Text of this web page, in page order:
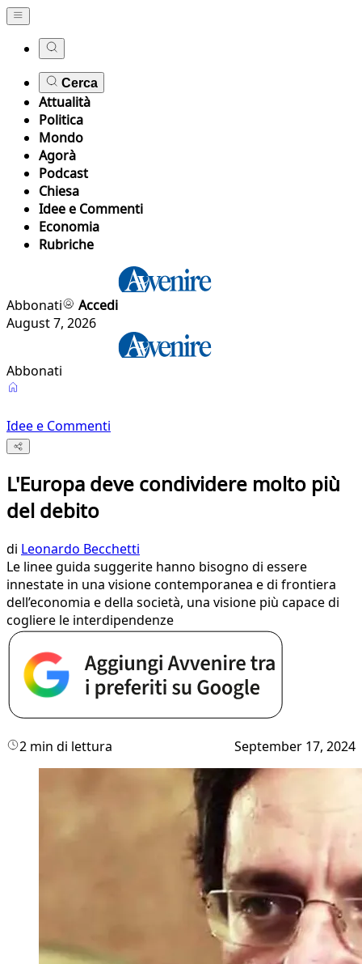
Cerca
Attualità
Politica
Mondo
Agorà
Podcast
Chiesa
Idee e Commenti
Economia
Rubriche
Abbonati
Accedi
August 7, 2026
Abbonati
Idee e Commenti
L'Europa deve condividere molto più
del debito
di Leonardo Becchetti
Le linee guida suggerite hanno bisogno di essere
innestate in una visione contemporanea e di frontiera
dell’economia e della società, una visione più capace di
cogliere le interdipendenze
2 min di lettura September 17, 2024